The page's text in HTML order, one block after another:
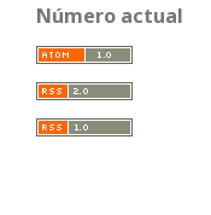
Número actual